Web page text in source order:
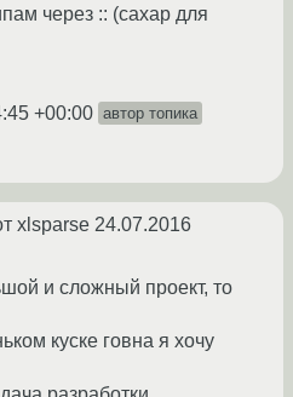
через :: (сахар для
+00:00 автор топика
xlsparse 24.07.2016
и сложный проект, то
куске говна я хочу